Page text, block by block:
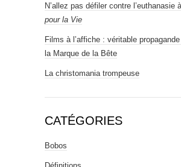
N’allez pas défiler contre l’euthanasie
pour la Vie
Films à l’affiche : véritable
la Marque de la Bête
La christomania trompeuse
CATÉGORIES
Bobos